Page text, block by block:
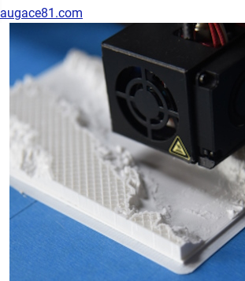
augace81.com